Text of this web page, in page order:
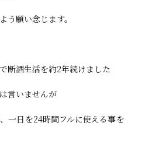
う願い念じます。
断酒生活を約2年続けました
言いませんが
一日を24時間フルに使える事を